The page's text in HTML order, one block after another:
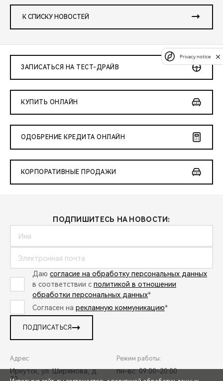
К СПИСКУ НОВОСТЕЙ
ЗАПИСАТЬСЯ НА ТЕСТ-ДРАЙВ
КУПИТЬ ОНЛАЙН
ОДОБРЕНИЕ КРЕДИТА ОНЛАЙН
КОРПОРАТИВНЫЕ ПРОДАЖИ
ПОДПИШИТЕСЬ НА НОВОСТИ:
Даю согласие на обработку персональных данных
в соответствии с политикой в отношении
обработки персональных данных*
Согласен на рекламную коммуникацию*
ПОДПИСАТЬСЯ
Адрес:
Иркутск, ул. Ширямова, д.
32
Режим работы:
пн-вс: 09:00-20:00
Privacy notice